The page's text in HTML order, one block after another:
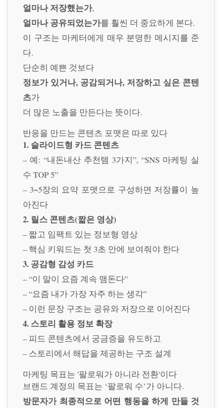
얼마나 저장했는가,
얼마나 공유되었는가를 훨씬 더 중요하게 본다.
이 구조는 마케터에게 매우 분명한 메시지를 준
다.
단순히 예쁜 것보다
정보가 있거나, 공감되거나, 저장하고 싶은 콘텐
츠가
더 많은 노출을 만든다는 뜻이다.
반응을 만드는 콘텐츠 포맷은 따로 있다
1. 슬라이드형 카드 콘텐츠
– 예: “내돈내산 추천템 3가지”, “SNS 마케팅 실
수 TOP 5”
– 3~5장의 요약 포맷으로 구성하면 저장률이 높
아진다
2. 릴스 콘텐츠(짧은 영상)
– 짧고 임팩트 있는 정보형 영상
– 핵심 키워드는 첫 3초 안에 보여줘야 한다
3. 공감형 감성 카드
– “이 말이 요즘 계속 맴돈다”
– “요즘 내가 가장 자주 하는 생각”
– 이런 문장 구조는 공유와 저장으로 이어진다
4. 스토리 활용 정보 확장
– 피드 콘텐츠에서 궁금증을 유도하고
– 스토리에서 해답을 제공하는 구조 설계
마케팅 목표는 '팔로워가 아니라 전환'이다
브랜드 계정의 목표는 ‘팔로워 수’가 아니다.
방문자가 최종적으로 어떤 행동을 하게 만들 것